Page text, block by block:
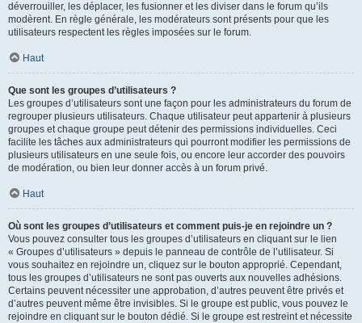
déverrouiller, les déplacer, les fusionner et les diviser dans le forum qu’ils
modèrent. En règle générale, les modérateurs sont présents pour que les
utilisateurs respectent les règles imposées sur le forum.
Haut
Que sont les groupes d’utilisateurs ?
Les groupes d’utilisateurs sont une façon pour les administrateurs du forum de
regrouper plusieurs utilisateurs. Chaque utilisateur peut appartenir à plusieurs
groupes et chaque groupe peut détenir des permissions individuelles. Ceci
facilite les tâches aux administrateurs qui pourront modifier les permissions de
plusieurs utilisateurs en une seule fois, ou encore leur accorder des pouvoirs
de modération, ou bien leur donner accès à un forum privé.
Haut
Où sont les groupes d’utilisateurs et comment puis-je en rejoindre un ?
Vous pouvez consulter tous les groupes d’utilisateurs en cliquant sur le lien
« Groupes d’utilisateurs » depuis le panneau de contrôle de l’utilisateur. Si
vous souhaitez en rejoindre un, cliquez sur le bouton approprié. Cependant,
tous les groupes d’utilisateurs ne sont pas ouverts aux nouvelles adhésions.
Certains peuvent nécessiter une approbation, d’autres peuvent être privés et
d’autres peuvent même être invisibles. Si le groupe est public, vous pouvez le
rejoindre en cliquant sur le bouton dédié. Si le groupe est restreint et nécessite